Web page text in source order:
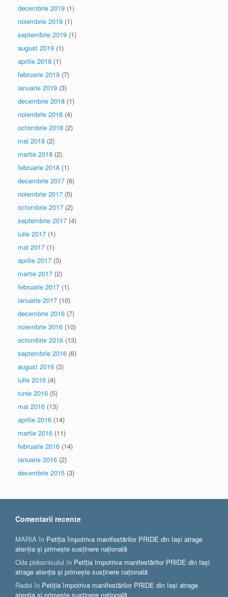
decembrie 2019 (1)
noiembrie 2019 (1)
septembrie 2019 (1)
august 2019 (1)
aprilie 2019 (1)
februarie 2019 (7)
ianuarie 2019 (3)
decembrie 2018 (1)
noiembrie 2018 (4)
octombrie 2018 (2)
mai 2018 (2)
martie 2018 (2)
februarie 2018 (1)
decembrie 2017 (6)
noiembrie 2017 (5)
octombrie 2017 (2)
septembrie 2017 (4)
iulie 2017 (1)
mai 2017 (1)
aprilie 2017 (3)
martie 2017 (2)
februarie 2017 (1)
ianuarie 2017 (10)
decembrie 2016 (7)
noiembrie 2016 (10)
octombrie 2016 (13)
septembrie 2016 (6)
august 2016 (3)
iulie 2016 (4)
iunie 2016 (5)
mai 2016 (13)
aprilie 2016 (14)
martie 2016 (11)
februarie 2016 (14)
ianuarie 2016 (2)
decembrie 2015 (3)
Comentarii recente
MARIA în Petiția împotriva manifestărilor PRIDE din Iași atrage
atenția și primește susținere națională
Oda pidosnicului în Petiția împotriva manifestărilor PRIDE din Iași
atrage atenția și primește susținere națională
Radoi în Petiția împotriva manifestărilor PRIDE din Iași atrage
atenția și primește susținere națională